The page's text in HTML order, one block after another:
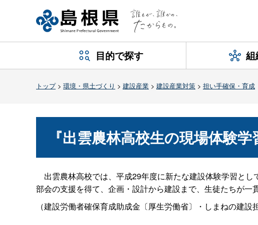
目的で探す
トップ> 環境・県土づくり > 建設産業 > 建設産業対策 > 担い手確保・育成
『出雲農林高校生の現場体験学
出雲農林高校では、平成29年度に新たな建設体験学習と
部会の支援を得て、企画・設計から建設まで、生徒たちが一
（建設労働者確保育成助成金〔厚生労働省〕・しまねの建設